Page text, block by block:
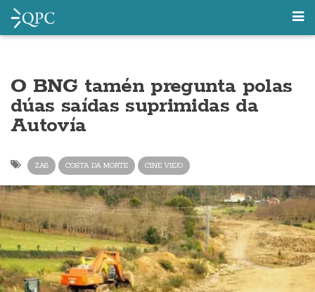
O BNG tamén pregunta polas
dúas saídas suprimidas da
Autovía
ZAS COSTA DA MORTE CINE VIEJO